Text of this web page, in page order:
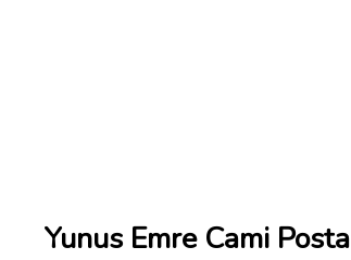
Yunus Emre Cami